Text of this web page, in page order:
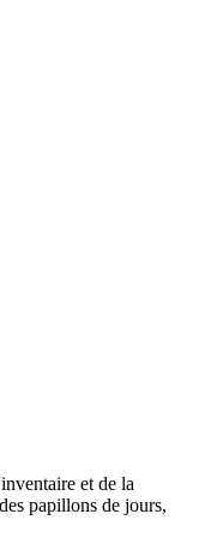
et de la
papillons de jours,